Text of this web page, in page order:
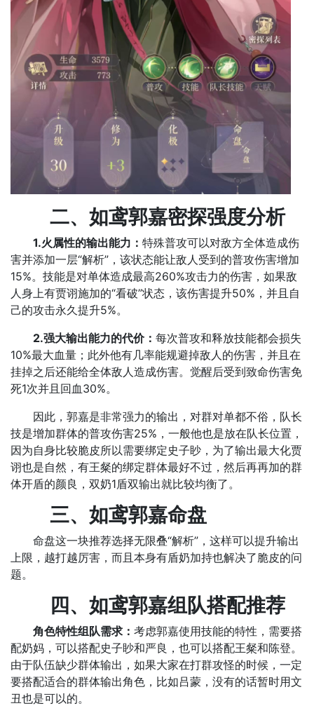
‌二、如鸢郭嘉密探强度分析
1.火属性的输出能力： 特殊普攻可以对敌方全体造成伤
害并添加一层“解析”，该状态能让敌人受到的普攻伤害增加
15%。技能是对单体造成最高260%攻击力的伤害，如果敌
人身上有贾诩施加的“看破”状态，该伤害提升50%，并且自
己的攻击永久提升5%。
2.强大输出能力的代价： 每次普攻和释放技能都会损失
10%最大血量；此外他有几率能规避掉敌人的伤害，并且在
挂掉之后还能给全体敌人造成伤害。觉醒后受到致命伤害免
死1次并且回血30%。
‌因此，郭嘉是非常强力的输出，对群对单都不俗，队长
技是增加群体的普攻伤害25%，一般他也是放在队长位置，
因为自身比较脆皮所以需要绑定史子眇，为了输出最大化贾
诩也是自然，有王粲的绑定群体最好不过，然后再再加的群
体开盾的颜良，双奶1盾双输出就比较均衡了。
‌三、如鸢郭嘉命盘
命盘这一块推荐选择无限叠“解析”，这样可以提升输出
上限，越打越厉害，而且本身有盾奶加持也解决了脆皮的问
题。
‌四、 如鸢郭嘉组队搭配推荐
角色特性组队需求： 考虑郭嘉使用技能的特性，需要搭
配奶妈，可以搭配史子眇和严良，也可以搭配王粲和陈登。
由于队伍缺少群体输出，如果大家在打群攻怪的时候，一定
要搭配适合的群体输出角色，比如吕蒙，没有的话暂时用文
丑也是可以的。